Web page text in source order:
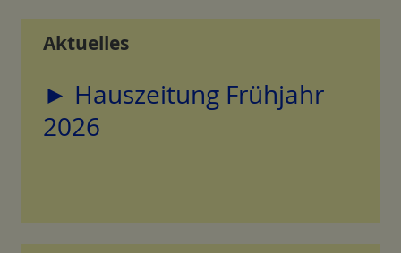
Aktuelles
► Hauszeitung Frühjahr
2026